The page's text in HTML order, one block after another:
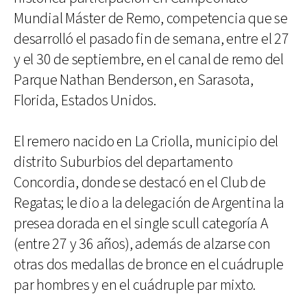
Mundial Máster de Remo, competencia que se
desarrolló el pasado fin de semana, entre el 27
y el 30 de septiembre, en el canal de remo del
Parque Nathan Benderson, en Sarasota,
Florida, Estados Unidos.
El remero nacido en La Criolla, municipio del
distrito Suburbios del departamento
Concordia, donde se destacó en el Club de
Regatas; le dio a la delegación de Argentina la
presea dorada en el single scull categoría A
(entre 27 y 36 años), además de alzarse con
otras dos medallas de bronce en el cuádruple
par hombres y en el cuádruple par mixto.